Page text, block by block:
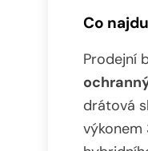
Co
Prodejní
drátová
výkonem